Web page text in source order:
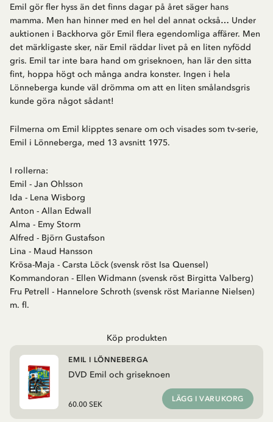
Emil gör fler hyss än det finns dagar på året säger hans
mamma. Men han hinner med en hel del annat också… Under
auktionen i Backhorva gör Emil flera egendomliga affärer. Men
det märkligaste sker, när Emil räddar livet på en liten nyfödd
gris. Emil tar inte bara hand om griseknoen, han lär den sitta
fint, hoppa högt och många andra konster. Ingen i hela
Lönneberga kunde väl drömma om att en liten smålandsgris
kunde göra något sådant!
Filmerna om Emil klipptes senare om och visades som tv-serie,
Emil i Lönneberga, med 13 avsnitt 1975.
I rollerna:
Emil - Jan Ohlsson
Ida - Lena Wisborg
Anton - Allan Edwall
Alma - Emy Storm
Alfred - Björn Gustafson
Lina - Maud Hansson
Krösa-Maja - Carsta Löck (svensk röst Isa Quensel)
Kommandoran - Ellen Widmann (svensk röst Birgitta Valberg)
Fru Petrell - Hannelore Schroth (svensk röst Marianne Nielsen)
m. fl.
Köp produkten
DVD Emil och griseknoen
EMIL I LÖNNEBERGA
60.00 SEK
LÄGG I VARUKORG